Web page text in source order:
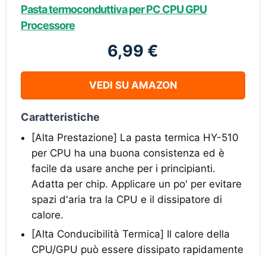
Pasta termoconduttiva per PC CPU GPU
Processore
6,99 €
VEDI SU AMAZON
Caratteristiche
[Alta Prestazione] La pasta termica HY-510
per CPU ha una buona consistenza ed è
facile da usare anche per i principianti.
Adatta per chip. Applicare un po' per evitare
spazi d'aria tra la CPU e il dissipatore di
calore.
[Alta Conducibilità Termica] Il calore della
CPU/GPU può essere dissipato rapidamente